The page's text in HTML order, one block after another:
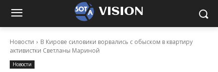
VISION
Новости
В Кирове силовики ворвались с обыском в квартиру
активистки Светланы Мариной
Новости